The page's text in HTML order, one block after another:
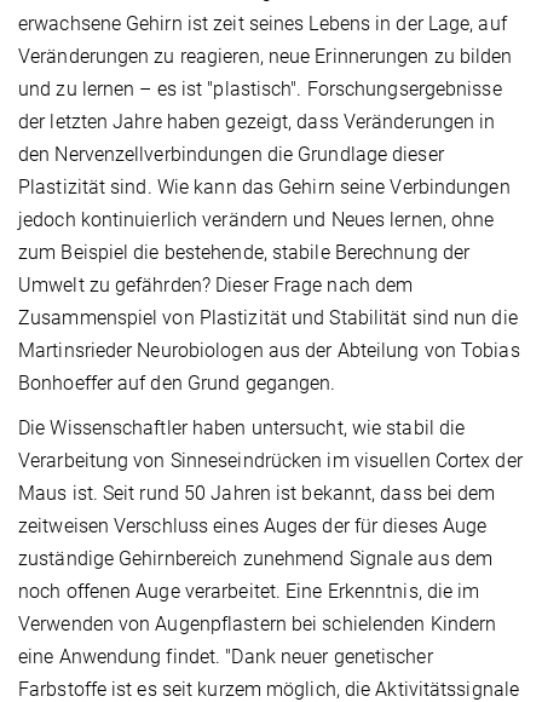
erwachsene Gehirn ist zeit seines Lebens in der Lage, auf
Veränderungen zu reagieren, neue Erinnerungen zu bilden
und zu lernen – es ist "plastisch". Forschungsergebnisse
der letzten Jahre haben gezeigt, dass Veränderungen in
den Nervenzellverbindungen die Grundlage dieser
Plastizität sind. Wie kann das Gehirn seine Verbindungen
jedoch kontinuierlich verändern und Neues lernen, ohne
zum Beispiel die bestehende, stabile Berechnung der
Umwelt zu gefährden? Dieser Frage nach dem
Zusammenspiel von Plastizität und Stabilität sind nun die
Martinsrieder Neurobiologen aus der Abteilung von Tobias
Bonhoeffer auf den Grund gegangen.
Die Wissenschaftler haben untersucht, wie stabil die
Verarbeitung von Sinneseindrücken im visuellen Cortex der
Maus ist. Seit rund 50 Jahren ist bekannt, dass bei dem
zeitweisen Verschluss eines Auges der für dieses Auge
zuständige Gehirnbereich zunehmend Signale aus dem
noch offenen Auge verarbeitet. Eine Erkenntnis, die im
Verwenden von Augenpflastern bei schielenden Kindern
eine Anwendung findet. "Dank neuer genetischer
Farbstoffe ist es seit kurzem möglich, die Aktivitätssignale